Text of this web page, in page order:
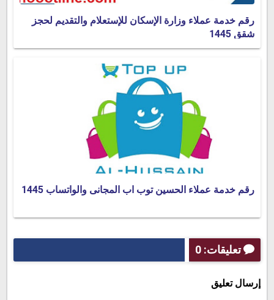
رقم خدمة عملاء وزارة الإسكان للإستعلام والتقديم لحجز
شقق 1445
رقم خدمة عملاء الحسين توب اب المجانى والواتساب 1445
تعليقات: 0
إرسال تعليق